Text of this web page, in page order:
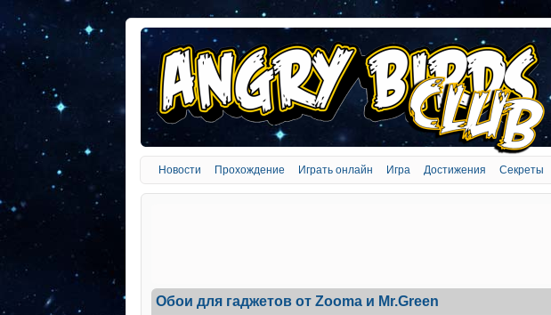
Новости Прохождение Играть онлайн Игра Достижения Секреты
Обои для гаджетов от Zooma и Mr.Green